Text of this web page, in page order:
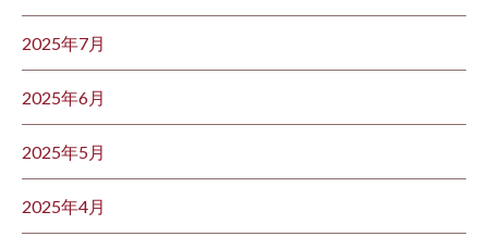
2025年7月
2025年6月
2025年5月
2025年4月